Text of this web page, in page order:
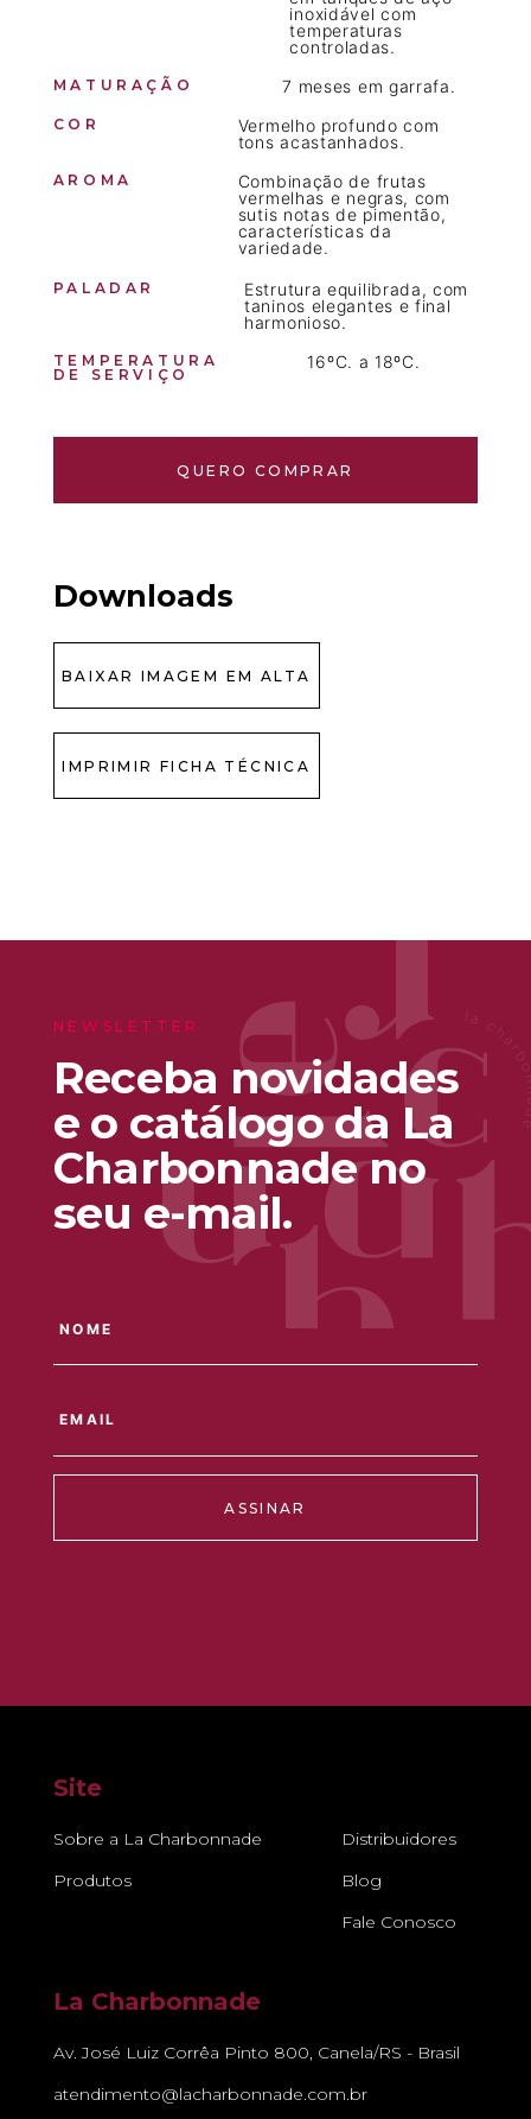
inoxidável com
temperaturas
controladas.
MATURAÇÃO 7 meses em garrafa.
COR
Vermelho profundo com
tons acastanhados.
AROMA
Combinação de frutas
vermelhas e negras, com
sutis notas de pimentão,
características da
variedade.
PALADAR
Estrutura equilibrada, com
taninos elegantes e final
harmonioso.
TEMPERATURA
DE SERVIÇO
16ºC. a 18ºC.
QUERO COMPRAR
Downloads
BAIXAR IMAGEM EM ALTA
IMPRIMIR FICHA TÉCNICA
NEWSLETTER
Receba novidades
e o catálogo da La
Charbonnade no
seu e-mail.
ASSINAR
Site
Sobre a La Charbonnade
Produtos
Distribuidores
Blog
Fale Conosco
La Charbonnade
Av. José Luiz Corrêa Pinto 800, Canela/RS - Brasil
atendimento@lacharbonnade.com.br